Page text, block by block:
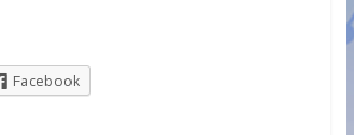
Facebook